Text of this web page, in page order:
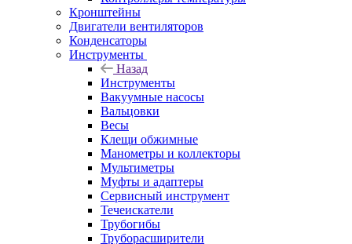
Кронштейны
Двигатели вентиляторов
Конденсаторы
Инструменты
Назад
Инструменты
Вакуумные насосы
Вальцовки
Весы
Клещи обжимные
Манометры и коллекторы
Мультиметры
Муфты и адаптеры
Сервисный инструмент
Течеискатели
Трубогибы
Труборасширители